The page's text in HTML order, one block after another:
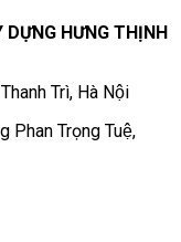
DỰNG HƯNG THỊNH
Trì, Hà Nội
Phan Trọng Tuệ,